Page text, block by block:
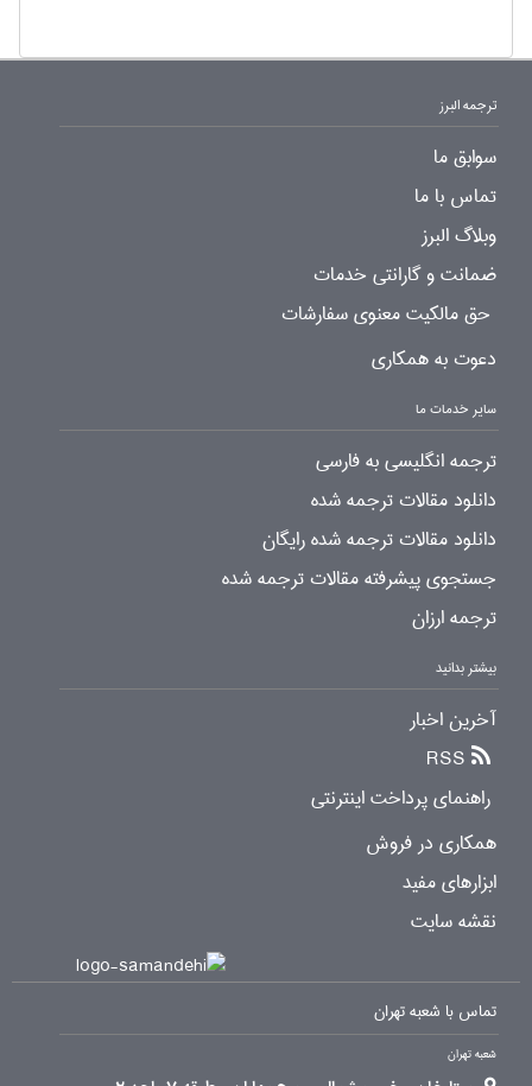
ترجمه البرز
سوابق ما
تماس با ما
وبلاگ البرز
ضمانت و گارانتی خدمات
حق مالکیت معنوی سفارشات
دعوت به همکاری
سایر خدمات ما
ترجمه انگلیسی به فارسی
دانلود مقالات ترجمه شده
دانلود مقالات ترجمه شده رایگان
جستجوی پیشرفته مقالات ترجمه شده
ترجمه ارزان
بیشتر بدانید
آخرین اخبار
RSS
راهنمای پرداخت اینترنتی
همکاری در فروش
ابزارهای مفید
نقشه سایت
تماس با شعبه تهران
شعبه تهران